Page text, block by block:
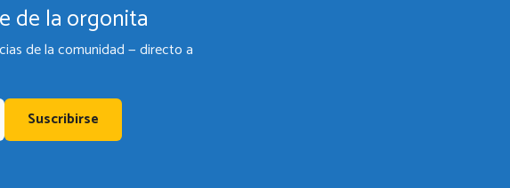
de la orgonita
de la comunidad — directo a
Suscribirse